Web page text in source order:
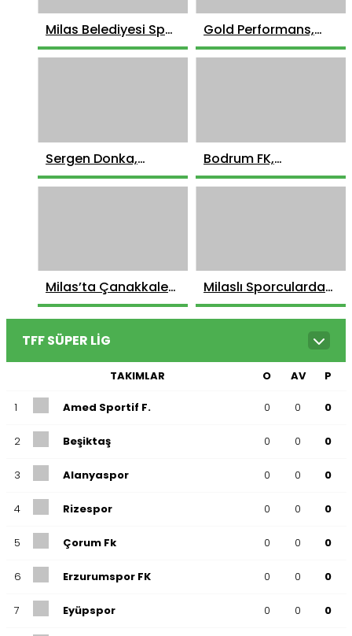
Milas Belediyesi Spor
Okulları’nın Açılışı
Gold Performans,
Geleceğin Yıldızlarını
Sergen Donka,
Muaythai Türkiye
Bodrum FK,
Galatasaray
Milas’ta Çanakkale
Şehitleri Anısına
Satranç Turnuvası
Düzenlendi
Milaslı Sporculardan
Büyük Başarı: 11 Altın,
6 Gümüş, 1 Bronz
Madalya ile Döndüler
TFF SÜPER LIG
TAKIMLAR O AV P
1 Amed Sportif F. 0 0 0
2 Beşiktaş 0 0 0
3 Alanyaspor 0 0 0
4 Rizespor 0 0 0
5 Çorum Fk 0 0 0
6 Erzurumspor FK 0 0 0
7 Eyüpspor 0 0 0